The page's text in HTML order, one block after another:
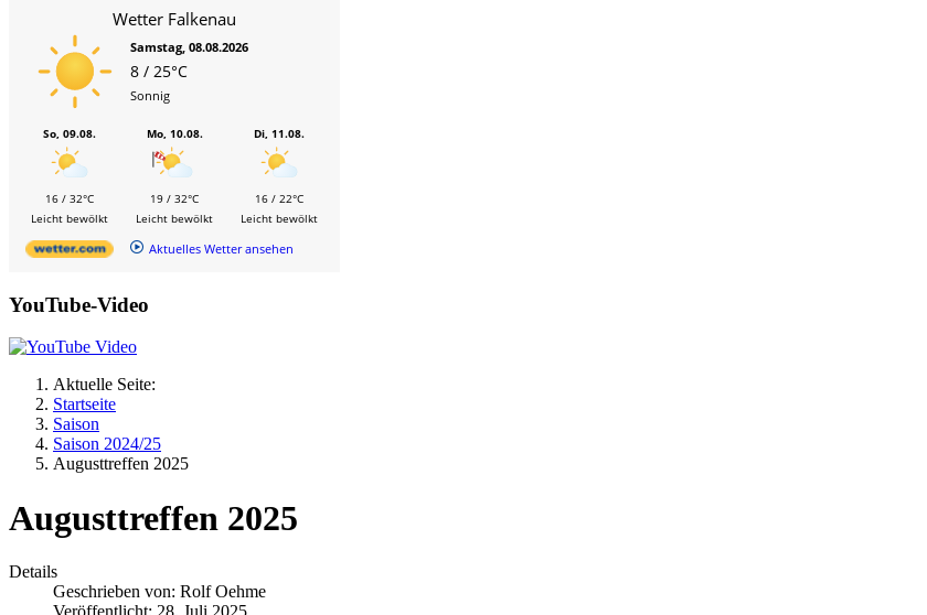
Wetter Falkenau
Samstag, 08.08.2026
8 / 25°C
Sonnig
So, 09.08.
16 / 32°C
Leicht bewölkt
Mo, 10.08.
19 / 32°C
Leicht bewölkt
Di, 11.08.
16 / 22°C
Leicht bewölkt
Aktuelles Wetter ansehen
YouTube-Video
Aktuelle Seite:
Startseite
Saison
Saison 2024/25
Augusttreffen 2025
Augusttreffen 2025
Details
Geschrieben von: Rolf Oehme